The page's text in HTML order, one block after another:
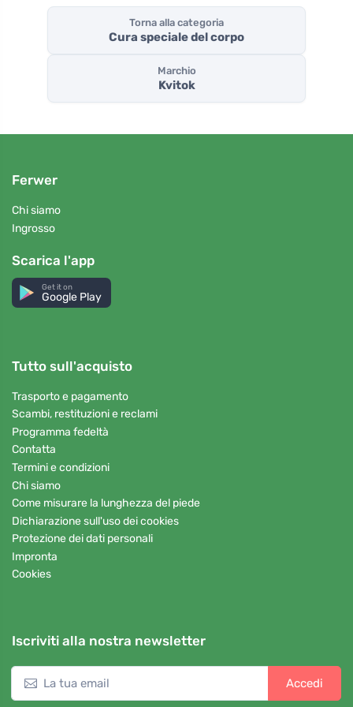
Torna alla categoria
Cura speciale del corpo
Marchio
Kvitok
Ferwer
Chi siamo
Ingrosso
Scarica l'app
Get it on
Google Play
Tutto sull'acquisto
Trasporto e pagamento
Scambi, restituzioni e reclami
Programma fedeltà
Contatta
Termini e condizioni
Chi siamo
Come misurare la lunghezza del piede
Dichiarazione sull'uso dei cookies
Protezione dei dati personali
Impronta
Cookies
Iscriviti alla nostra newsletter
Accedi